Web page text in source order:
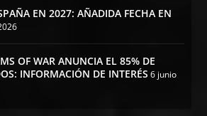
EN 2027: AÑADIDA FECHA EN
OF WAR ANUNCIA EL 85% DE
INFORMACIÓN DE INTERÉS 6 junio